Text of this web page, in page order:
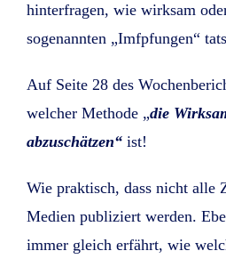
hinterfragen, wie wirksam
sogenannten „Imfpfungen“
Auf Seite 28 des
welcher Methode „die
abzuschätzen“ist!
Wie praktisch, dass nicht alle
Medien publiziert werden.
immer gleich erfährt, wie